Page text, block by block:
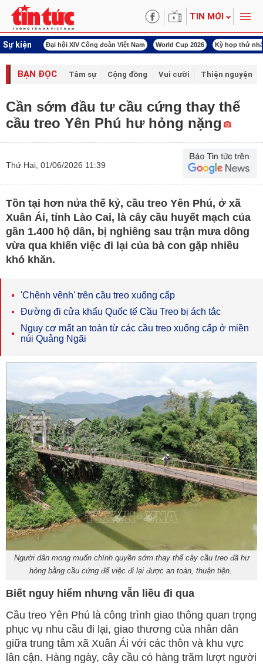
TIN MỚI
Sự kiện
ngày đêm Đại hội XIV Công đoàn Việt Nam World Cup 2026 Kỳ họp thứ
BẠN ĐỌC Tâm sự Cộng đồng Vui cười Thiện nguyện
Cần sớm đầu tư cầu cứng thay thế
cầu treo Yên Phú hư hỏng nặng
Thứ Hai, 01/06/2026 11:39
Tồn tại hơn nửa thế kỷ, cầu treo Yên Phú, ở xã
Xuân Ái, tỉnh Lào Cai, là cây cầu huyết mạch của
gần 1.400 hộ dân, bị nghiêng sau trận mưa dông
vừa qua khiến việc đi lại của bà con gặp nhiều
khó khăn.
'Chênh vênh' trên cầu treo xuống cấp
Đường đi cửa khẩu Quốc tế Cầu Treo bị ách tắc
Nguy cơ mất an toàn từ các cầu treo xuống cấp ở miền
núi Quảng Ngãi
Người dân mong muốn chính quyền sớm thay thế cây cầu treo đã hư
hỏng bằng cầu cứng để việc đi lại được an toàn, thuận tiện.
Biết nguy hiểm nhưng vẫn liều đi qua
Cầu treo Yên Phú là công trình giao thông quan trọng
phục vụ nhu cầu đi lại, giao thương của nhân dân
giữa trung tâm xã Xuân Ái với các thôn và khu vực
lân cận. Hàng ngày, cây cầu có hàng trăm lượt người